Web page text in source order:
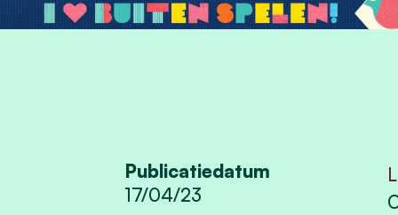
Publicatiedatum
17/04/23